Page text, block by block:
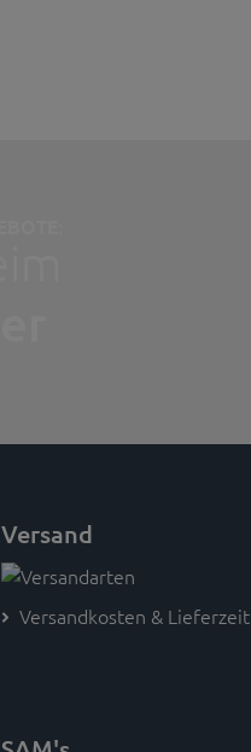
Versand
Versandkosten & Lieferzeit